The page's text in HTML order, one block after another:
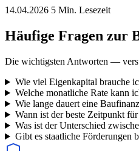
14.04.2026 5 Min. Lesezeit
Häufige Fragen zur
Die wichtigsten Antworten —
Wie viel Eigenkapital brauche
Welche monatliche Rate kann
Wie lange dauert eine
Wann ist der beste Zeitpunkt
Was ist der Unterschied
Gibt es staatliche Förderungen